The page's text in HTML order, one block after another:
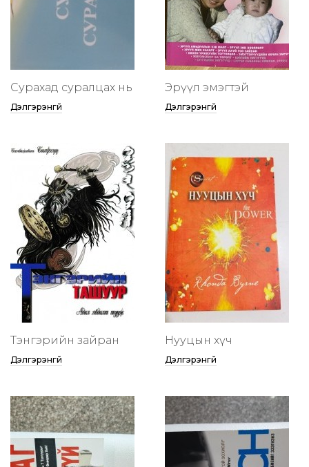
Сурахад суралцах нь
Дэлгэрэнгүй
Эрүүл эмэгтэй
Дэлгэрэнгүй
Тэнгэрийн зайран
Дэлгэрэнгүй
Нууцын хүч
Дэлгэрэнгүй